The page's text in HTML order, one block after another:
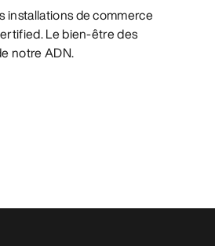
installations de commerce
Le bien-être des
notre ADN.